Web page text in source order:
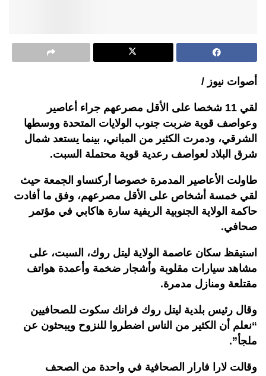
أصوات نيوز /
لقي 11 شخصا على الأقل مصرعهم جراء أعاصير
وعواصف قوية ضربت جنوب الولايات المتحدة ووسطها
الشرقي، ودمرت الكثير من المباني، بينما يستعد شمال
شرق البلاد لعواصف رعدية قوية محتملة السبت.
طاولت الأعاصير المدمرة خصوصا أركنساو الجمعة حيث
لقي خمسة أشخاص على الأقل مصرعهم، وفق ما أفادت
حاكمة الولاية الجنوبية الريفية سارة هاكابي في مؤتمر
صحافي.
استيقظ سكان عاصمة الولاية ليتل روك، السبت، على
مشاهد سيارات مقلوبة وأشجار ضخمة وأعمدة هواتف
مقتلعة ومنازل مدمرة.
وقال رئيس بلدية ليتل روك فرانك سكوت للصحافيين
“نعلم أن الكثير من الناس اضطروا للنزوح ويبحثون عن
ملجأ”.
وقالت لارا فارار الصحافية في واحدة من الصحف